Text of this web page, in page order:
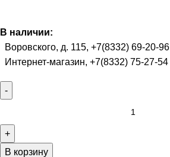
В наличии:
Воровского, д. 115, +7(8332) 69-20-96
Интернет-магазин, +7(8332) 75-27-54
В корзину